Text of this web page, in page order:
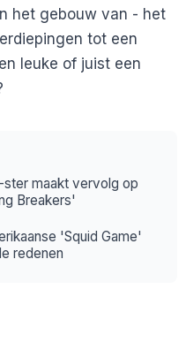
het gebouw van - het
tot een
leuke of juist een
maakt vervolg op
Breakers'
'Squid Game'
redenen